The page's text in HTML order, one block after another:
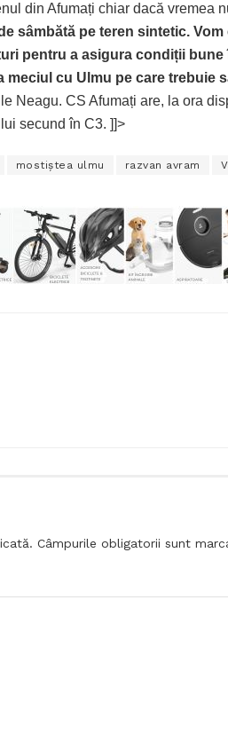
din Afumați chiar dacă vremea
sâmbătă pe teren sintetic.
pentru a asigura condiții bune
meciul cu Ulmu pe care trebuie
Neagu. CS Afumați are, la ora
secund în C3. ]]>
mostiştea ulmu razvan avram
Câmpurile obligatorii sunt